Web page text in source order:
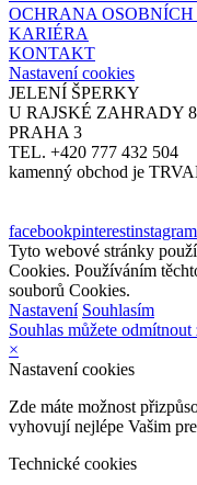
OCHRANA
KARIÉRA
KONTAKT
Nastavení cookies
JELENÍ ŠPERKY
U RAJSKÉ ZAHRADY 8
PRAHA 3
TEL. +420 777 432 504
kamenný obchod je
facebookpinterestinstagram
Tyto webové stránky
Cookies. Používáním
souborů Cookies.
Nastavení Souhlasím
Souhlas můžete odmítnout
×
Nastavení cookies
Zde máte možnost
vyhovují nejlépe Vašim
Technické cookies